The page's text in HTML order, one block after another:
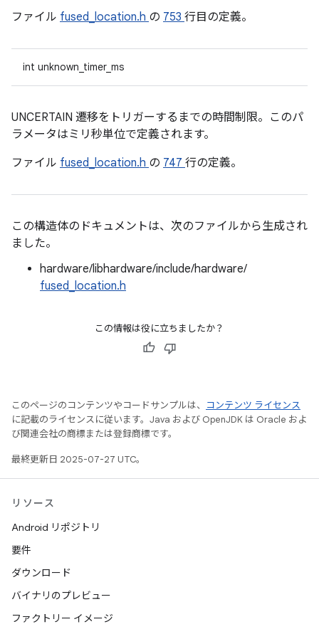
ファイル fused_location.h の 753 行目の定義。
int unknown_timer_ms
UNCERTAIN 遷移をトリガーするまでの時間制限。このパ
ラメータはミリ秒単位で定義されます。
ファイル fused_location.h の 747 行の定義。
この構造体のドキュメントは、次のファイルから生成され
ました。
hardware/libhardware/include/hardware/
fused_location.h
この情報は役に立ちましたか？
このページのコンテンツやコードサンプルは、
コンテンツ ライセンス
に記載のライセンスに従います。Java および OpenJDK は Oracle およ
び関連会社の商標または登録商標です。
最終更新日 2025-07-27 UTC。
リソース
Android リポジトリ
要件
ダウンロード
バイナリのプレビュー
ファクトリー イメージ